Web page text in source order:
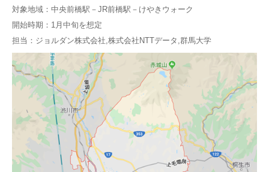
対象地域：中央前橋駅－JR前橋駅－けやきウォーク
開始時期：1月中旬を想定
担当：ジョルダン株式会社,株式会社NTTデータ,群馬大学